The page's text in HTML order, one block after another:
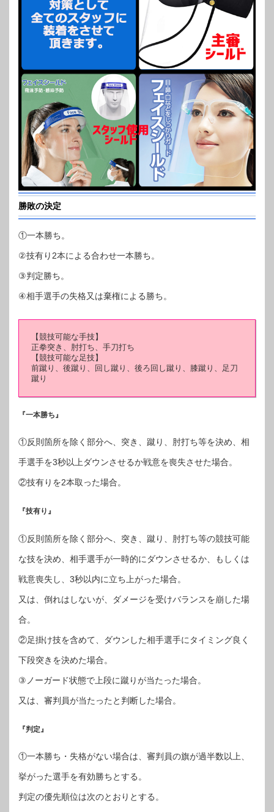
勝敗の決定
①一本勝ち。
②技有り2本による合わせ一本勝ち。
③判定勝ち。
④相手選手の失格又は棄権による勝ち。
【競技可能な手技】
正拳突き、肘打ち、手刀打ち
【競技可能な足技】
前蹴り、後蹴り、回し蹴り、後ろ回し蹴り、膝蹴り、足刀
蹴り
『一本勝ち』
①反則箇所を除く部分へ、突き、蹴り、肘打ち等を決め、相
手選手を3秒以上ダウンさせるか戦意を喪失させた場合。
②技有りを2本取った場合。
『技有り』
①反則箇所を除く部分へ、突き、蹴り、肘打ち等の競技可能
な技を決め、相手選手が一時的にダウンさせるか、もしくは
戦意喪失し、3秒以内に立ち上がった場合。
又は、倒れはしないが、ダメージを受けバランスを崩した場
合。
②足掛け技を含めて、ダウンした相手選手にタイミング良く
下段突きを決めた場合。
③ノーガード状態で上段に蹴りが当たった場合。
又は、審判員が当たったと判断した場合。
『判定』
①一本勝ち・失格がない場合は、審判員の旗が過半数以上、
挙がった選手を有効勝ちとする。
判定の優先順位は次のとおりとする。